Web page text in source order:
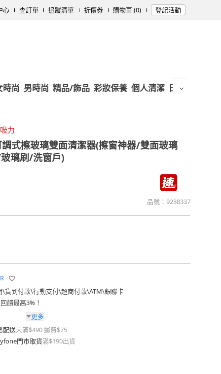
心 查訂單 追蹤清單 折價券 購物車 (0) 登記活動
時尚 男時尚 精品/飾品 彩妝保養 個人清潔 日用/紙品
力
式擦玻璃雙面清潔器(擦窗神器/雙面玻璃
璃刷/洗窗戶)
品號： 9238337
\貨到付款\行動支付\超商付款\ATM\銀聯卡
饋最高3%！
更多
配送未滿$490 運費$75
門市取貨滿$190出貨